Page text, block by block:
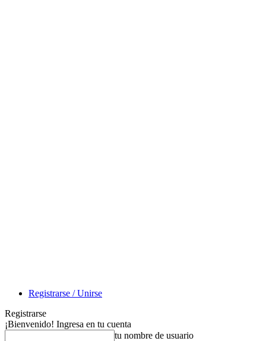
Registrarse / Unirse
Registrarse
¡Bienvenido! Ingresa en tu cuenta
tu nombre de usuario